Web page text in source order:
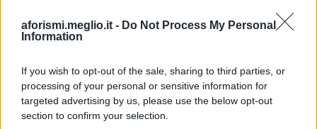
aforismi.meglio.it - Do Not Process My Personal
Information
If you wish to opt-out of the sale, sharing to third parties, or
processing of your personal or sensitive information for
targeted advertising by us, please use the below opt-out
section to confirm your selection.
Ricevi LE FRASI PIÙ BELLE via e-mail